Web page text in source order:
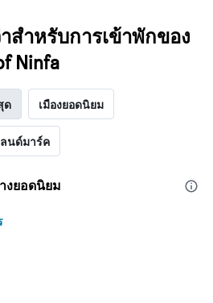
ำหรับการเข้าพักของ
Ninfa
ด เมืองยอดนิยม
นด์มาร์ค
งยอดนิยม